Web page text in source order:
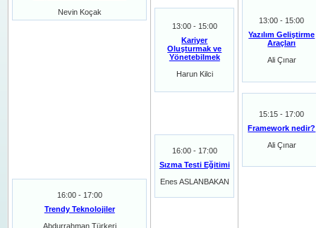
Nevin Koçak
16:00 - 17:00
Trendy Teknolojiler
Abdurrahman Türkeri
13:00 - 15:00
Kariyer
Oluşturmak ve
Yönetebilmek
Harun Kilci
16:00 - 17:00
Sızma Testi Eğitimi
Enes ASLANBAKAN
13:00 - 15:00
Yazılım Geliştirme
Araçları
Ali Çınar
15:15 - 17:00
Framework nedir?
Ali Çınar